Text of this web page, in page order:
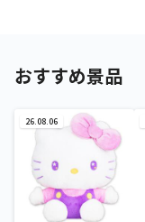
おすすめ景品
26.08.06